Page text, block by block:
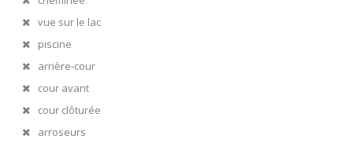
vue sur le lac
piscine
arrière-cour
cour avant
cour clôturée
arroseurs